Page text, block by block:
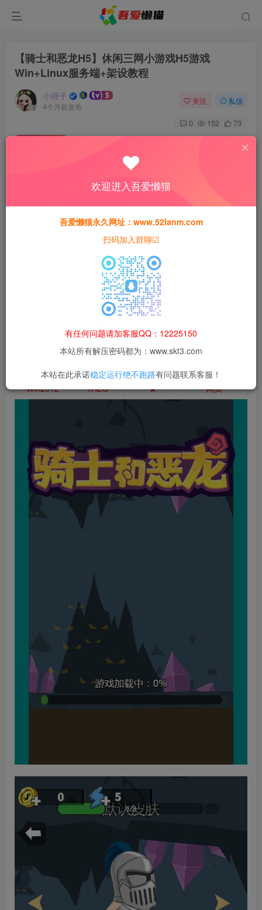
【骑士和恶龙H5】休闲三网小游戏H5游戏
Win+Linux服务端+架设教程
小狸子
4个月前发布
关注 私信
0 152 73
此内容为免费资源，请登录后查看
登录查看
载后24h内删除，谢谢合作！
本站资源仅用于学习交流，禁止商业运营与违法、侵权
等非法行为；资源下载后请于 24 小时内删除，违规后
果由使用者自行承担。
Win2012
1H2G ★ 网页
欢迎进入吾爱懒猫
吾爱懒猫永久网址：www.52lanm.com
扫码加入群聊☑
有任何问题请加客服QQ：12225150
本站所有解压密码都为：www.skt3.com
本站在此承诺稳定运行绝不跑路有问题联系客服！